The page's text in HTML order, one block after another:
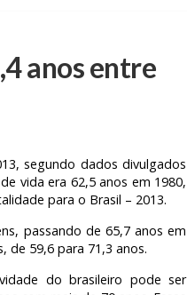
anos entre
segundo dados divulgados
vida era 62,5 anos em 1980,
para o Brasil – 2013.
passando de 65,7 anos em
de 59,6 para 71,3 anos.
do brasileiro pode ser